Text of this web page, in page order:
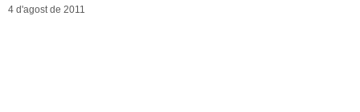
4 d'agost de 2011